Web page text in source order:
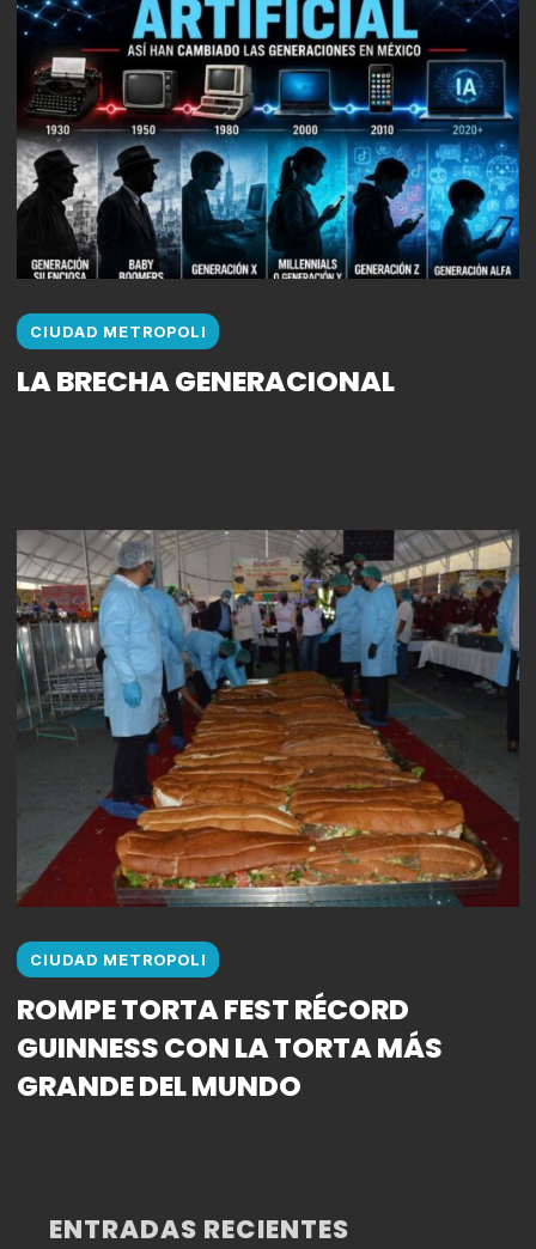
CIUDAD METROPOLI
LA BRECHA GENERACIONAL
CIUDAD METROPOLI
ROMPE TORTA FEST RÉCORD
GUINNESS CON LA TORTA MÁS
GRANDE DEL MUNDO
ENTRADAS RECIENTES